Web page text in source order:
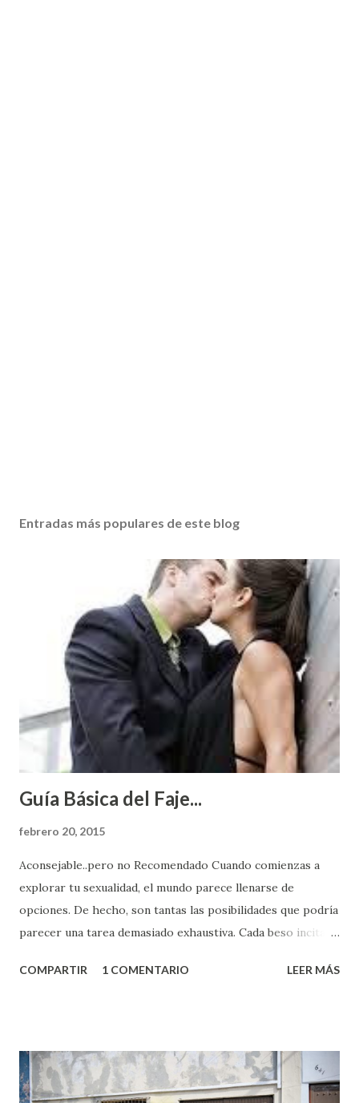
Entradas más populares de este blog
Guía Básica del Faje...
febrero 20, 2015
Aconsejable..pero no Recomendado Cuando comienzas a
explorar tu sexualidad, el mundo parece llenarse de
opciones. De hecho, son tantas las posibilidades que podría
parecer una tarea demasiado exhaustiva. Cada beso incita
partes de ti que jamás hubieras imaginado. El problema es
conoces ni la mitad de lo que deberías saber. Pero incluso
quienes ya han tenido relaciones sexuales no son expertos
COMPARTIR 1 COMENTARIO LEER MÁS